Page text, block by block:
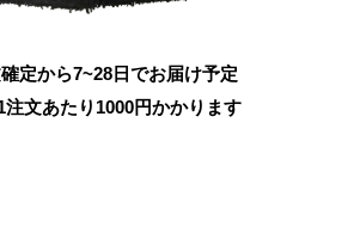
定から7~28日でお届け予定
注文あたり 1000円かかります